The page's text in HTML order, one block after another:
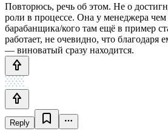
Повторюсь, речь об этом. Не о
роли в процессе. Она у менеджера чем
барабанщика/кого там ещё в пример
работает, не очевидно, что благодаря
— виноватый сразу находится.
Reply